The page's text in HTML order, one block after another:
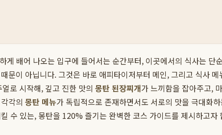
배어 나오는 입구에 들어서는 순간부터, 이곳에서의 식사는 단
이 아닙니다. 그것은 바로 애피타이저부터 메인, 그리고 식사
로 시작해, 깊고 진한 맛의 몽탄 된장찌개가 느끼함을 잡아주고,
각의 몽탄 메뉴가 독립적으로 존재하면서도 서로의 맛을 극대화
수 있는, 몽탄을 120% 즐기는 완벽한 코스 가이드를 제시하고자